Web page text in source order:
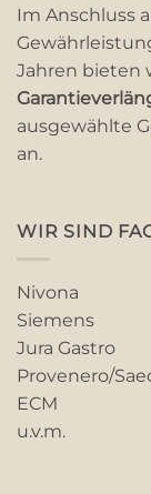
Im Anschluss
Jahren bieten
ausgewählte
an.
WIR SIND
Nivona
Siemens
Jura Gastro
Provenero/
ECM
u.v.m.